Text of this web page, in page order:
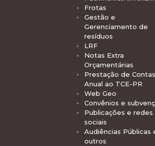
Frotas
Gestão e
Gerenciamento de
resíduos
LRF
Notas Extra
Orçamentárias
Prestação de Contas
Anual ao TCE-PR
Web Geo
Convênios e
Publicações e redes
sociais
Audiências Públicas
outros